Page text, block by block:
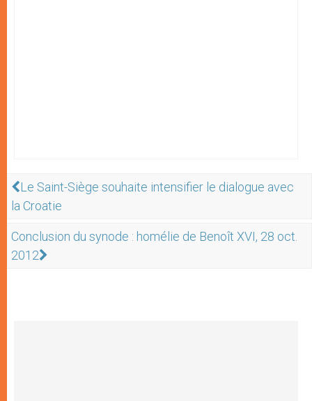
Le Saint-Siège souhaite intensifier le dialogue avec
la Croatie
Conclusion du synode : homélie de Benoît XVI, 28 oct.
2012